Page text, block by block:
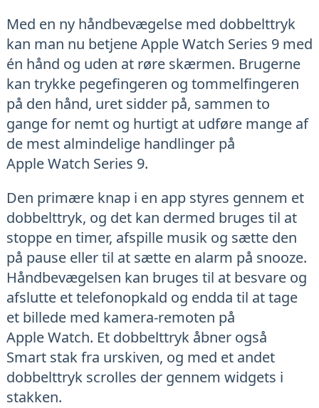
Med en ny håndbevægelse med dobbelttryk
kan man nu betjene Apple Watch Series 9 med
én hånd og uden at røre skærmen. Brugerne
kan trykke pegefingeren og tommelfingeren
på den hånd, uret sidder på, sammen to
gange for nemt og hurtigt at udføre mange af
de mest almindelige handlinger på
Apple Watch Series 9.
Den primære knap i en app styres gennem et
dobbelttryk, og det kan dermed bruges til at
stoppe en timer, afspille musik og sætte den
på pause eller til at sætte en alarm på snooze.
Håndbevægelsen kan bruges til at besvare og
afslutte et telefonopkald og endda til at tage
et billede med kamera-remoten på
Apple Watch. Et dobbelttryk åbner også
Smart stak fra urskiven, og med et andet
dobbelttryk scrolles der gennem widgets i
stakken.